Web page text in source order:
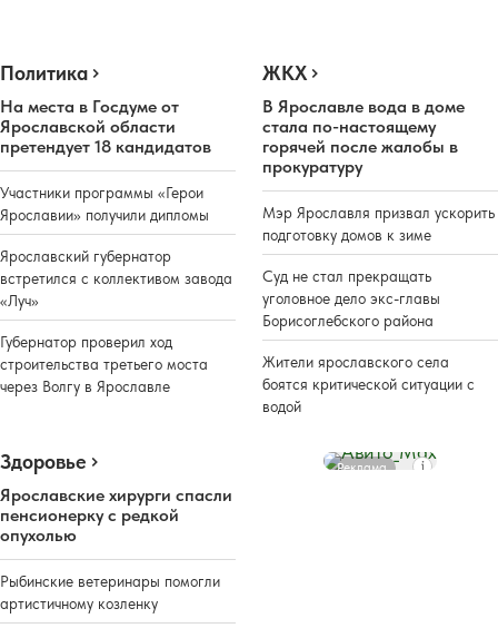
Политика
На места в Госдуме от
Ярославской области
претендует 18 кандидатов
Участники программы «Герои
Ярославии» получили дипломы
Ярославский губернатор
встретился с коллективом завода
«Луч»
Губернатор проверил ход
строительства третьего моста
через Волгу в Ярославле
ЖКХ
В Ярославле вода в доме
стала по-настоящему
горячей после жалобы в
прокуратуру
Мэр Ярославля призвал ускорить
подготовку домов к зиме
Суд не стал прекращать
уголовное дело экс-главы
Борисоглебского района
Жители ярославского села
боятся критической ситуации с
водой
Здоровье
Ярославские хирурги спасли
пенсионерку с редкой
опухолью
Рыбинские ветеринары помогли
артистичному козленку
Реклама